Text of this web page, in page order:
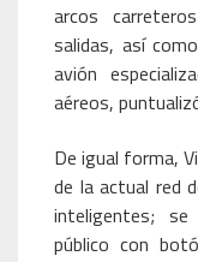
arcos
salidas, así
avión
aéreos,
De igual forma,
de la actual red
inteligentes;
público con